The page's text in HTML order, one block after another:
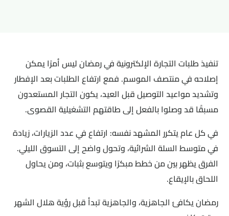
تنفيذ طلبات التجارة الإلكترونية في رمضان ليس أمرًا يمكن
إصلاحه في منتصف الموسم. فمع ارتفاع الطلبات بعد الإفطار
وتشديد مواعيد التوصيل قبل العيد، يكون التجار المستعدون
مسبقًا قد وصلوا بالفعل إلى طاقتهم التشغيلية القصوى.
في كل عام يتكرر المشهد نفسه: ارتفاع في عدد الزيارات، زيادة
في متوسط السلة الشرائية، وتحول واضح إلى التسوق الليلي.
الفرق يظهر بين من خطط مبكرًا ويتوسع بثبات، ومن يحاول
اللحاق بالإيقاع.
رمضان يكافئ الجاهزية، والجاهزية تبدأ قبل رؤية هلال الشهر